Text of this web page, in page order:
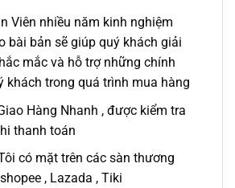
Viên nhiều năm kinh nghiệm
bài bản sẽ giúp quý khách giải
mắc và hỗ trợ những chính
khách trong quá trình mua hàng
Hàng Nhanh , được kiểm tra
thanh toán
có mặt trên các sàn thương
, Lazada , Tiki